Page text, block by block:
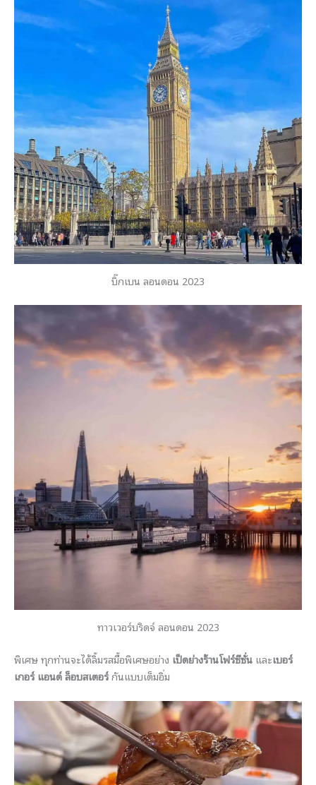
บิ๊กเบน ลอนดอน 2023
ทาวเวอร์บริดจ์ ลอนดอน 2023
พิเศษ ทุกท่านจะได้ลิ้มรสมื้อพิเศษอย่าง เป็ดย่างร้านโฟร์ซีซั่น และเบอร์
เกอร์ แอนด์ ล็อบสเตอร์กันแบบเต็มอิ่ม